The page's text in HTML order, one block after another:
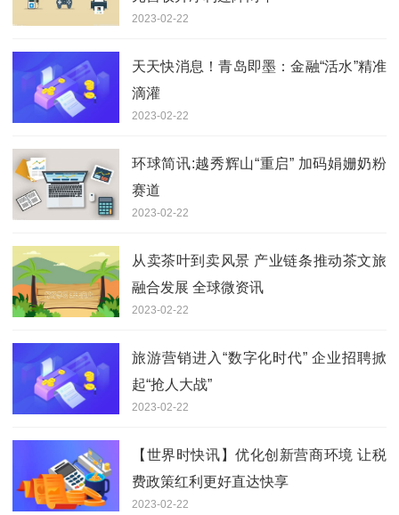
2023-02-22
天天快消息！青岛即墨：金融“活水”精准
滴灌
2023-02-22
环球简讯:越秀辉山“重启” 加码娟姗奶粉
赛道
2023-02-22
从卖茶叶到卖风景 产业链条推动茶文旅
融合发展 全球微资讯
2023-02-22
旅游营销进入“数字化时代” 企业招聘掀
起“抢人大战”
2023-02-22
【世界时快讯】优化创新营商环境 让税
费政策红利更好直达快享
2023-02-22